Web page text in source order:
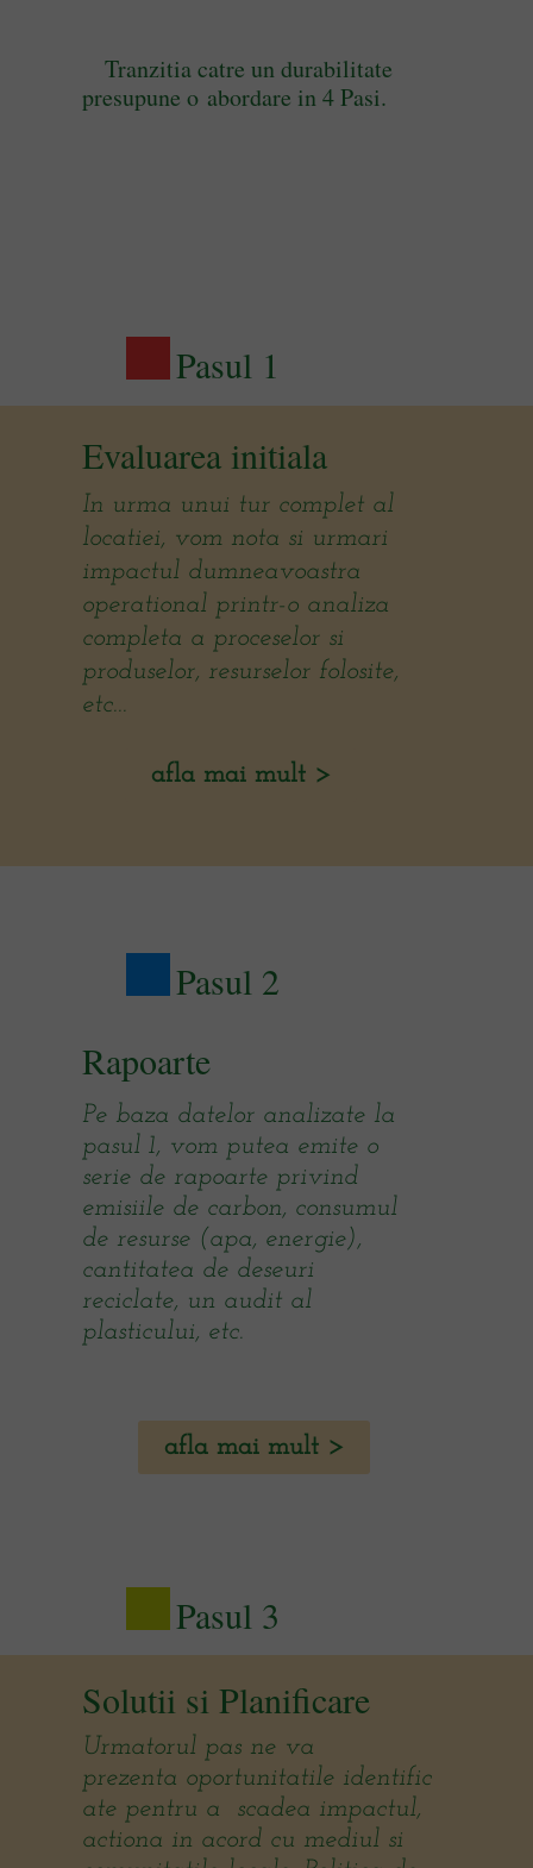
Urmatorul pas ne va
prezenta oportunitatile identific
ate pentru a scadea impactul,
actiona in acord cu mediul si
afla mai mult >
Pe baza datelor analizate la
pasul 1, vom putea emite o
serie de rapoarte privind
emisiile de carbon, consumul
de resurse (apa, energie),
cantitatea de deseuri
reciclate, un audit al
plasticului, etc.
In urma unui tur complet al
locatiei, vom nota si urmari
impactul dumneavoastra
operational printr-o analiza
completa a proceselor si
produselor, resurselor folosite,
etc...
Pasul 3
Pasul 2
Solutii si Planificare
Rapoarte
Evaluarea initiala
Pasul 1
Tranzitia catre un durabilitate
presupune o abordare in 4 Pasi.
afla mai mult >